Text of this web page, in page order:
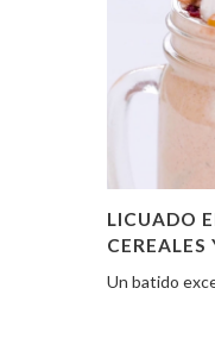
LICUADO
CEREALES
Un batido